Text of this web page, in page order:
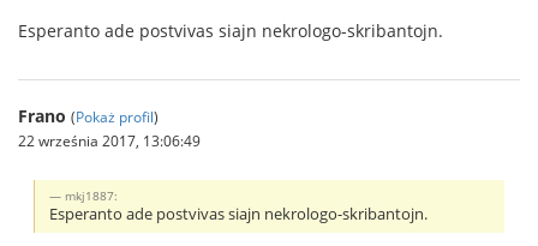
Esperanto ade postvivas siajn nekrologo-skribantojn.
Frano (Pokaż profil)
22 września 2017, 13:06:49
mkj1887:
Esperanto ade postvivas siajn nekrologo-skribantojn.